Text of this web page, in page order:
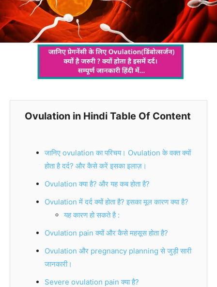
Ovulation in Hindi Table Of Content
जानिए ovulation का परिचय। Ovulation के वक्त क्यों
होता है दर्द? और कैसे करें इसका इलाज़।
Ovulation क्या है? और यह कब होता है?
Ovulation में दर्द क्यों होता है? इसका मूल कारण क्या है?
यह कारण हो सकते है :
Ovulation pain क्यों और कैसे महसूस होता है?
Ovulation और pregnancy planning से जुड़ी सारी
जानकारी।
Severe ovulation pain क्या है?